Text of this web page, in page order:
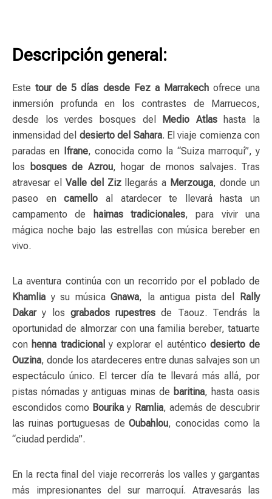
Descripción general:
Estetour de 5 días desde Fez a Marrakechofrece una
inmersión profunda en los contrastes de Marruecos,
desde los verdes bosques del Medio Atlashasta la
inmensidad del desierto del Sahara. El viaje comienza con
paradas en Ifrane, conocida como la “Suiza marroquí”, y
los
bosques de Azrou, hogar de monos salvajes. Tras
atravesar el Valle del Zizllegarás a Merzouga, donde un
paseo encamello al atardecer te llevará hasta un
campamento de
haimas tradicionales, para vivir una
mágica noche bajo las estrellas con música bereber en
vivo.
La aventura continúa con un recorrido por el poblado de
Khamlia y su músicaGnawa, la antigua pista del
Rally
Dakary los grabados rupestres de Taouz. Tendrás la
oportunidad de almorzar con una familia bereber, tatuarte
con henna tradicional y explorar el auténtico desierto de
Ouzina, donde los atardeceres entre dunas salvajes son un
espectáculo único. El tercer día te llevará más allá, por
pistas nómadas y antiguas minas de baritina, hasta oasis
escondidos como Bourika y Ramlia, además de descubrir
las ruinas portuguesas deOubahlou, conocidas como la
“ciudad perdida”.
En la recta final del viaje recorrerás los valles y gargantas
más impresionantes del sur marroquí. Atravesarás las